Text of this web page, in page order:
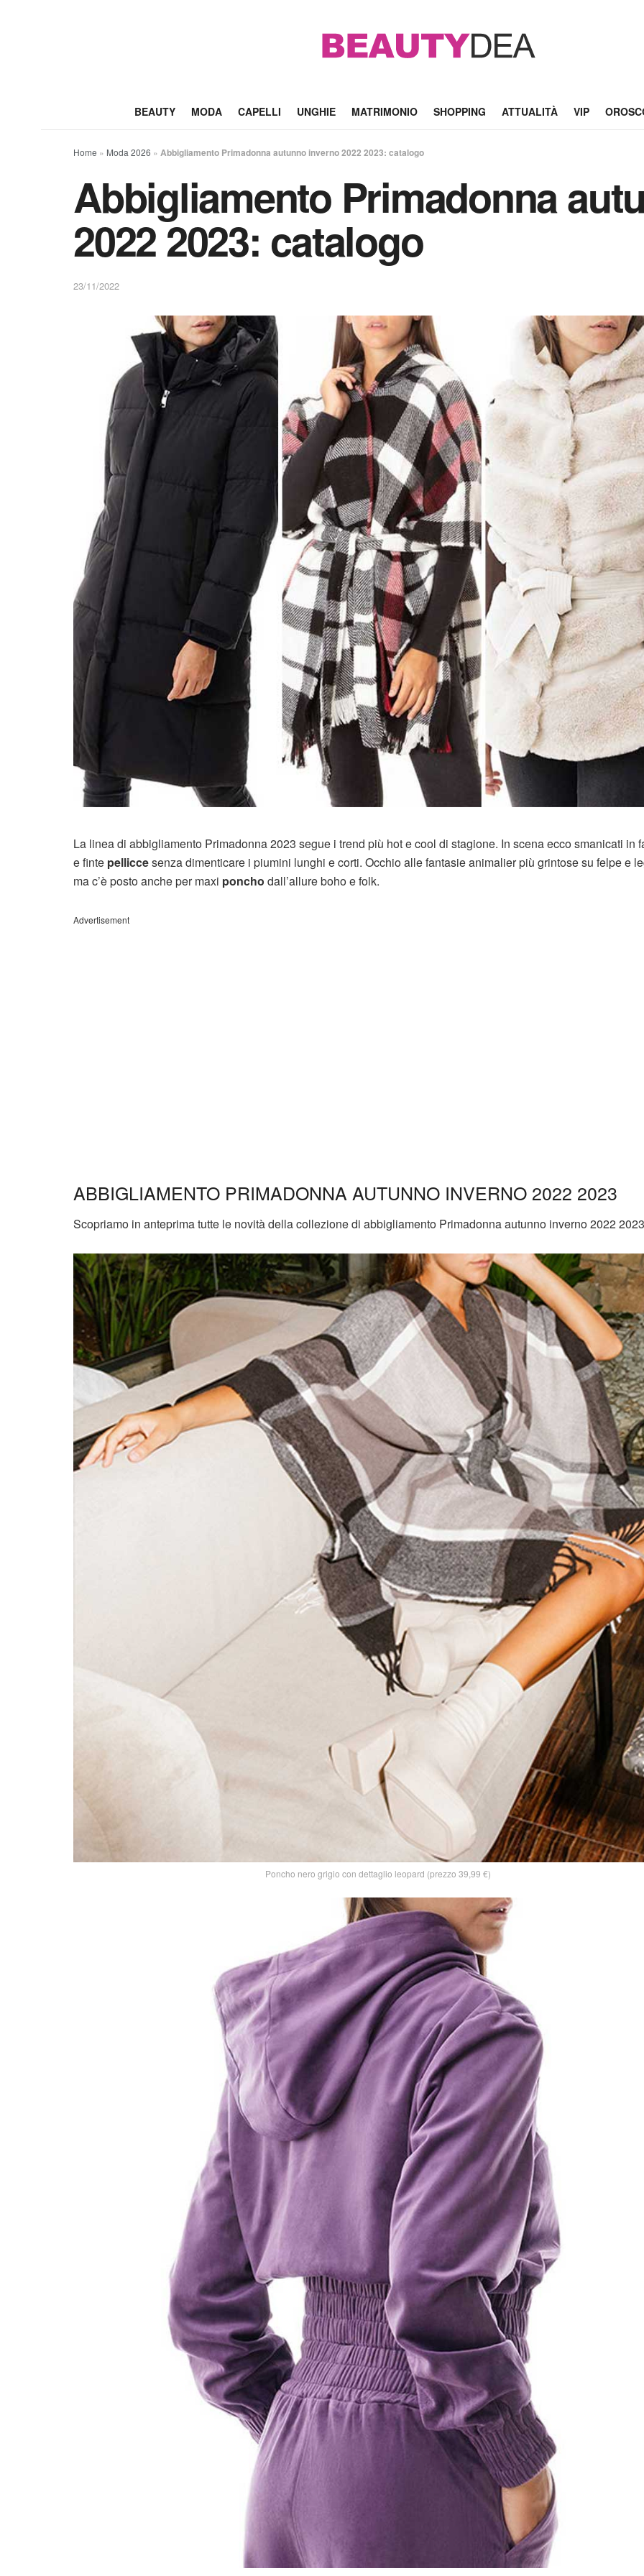
BEAUTY MODA CAPELLI UNGHIE MATRIMONIO SHOPPING ATTUALITÀ VIP
Home » Moda 2026 » Abbigliamento Primadonna autunno inverno 2022 2023: catalogo
Abbigliamento Primadonna
2022 2023: catalogo
23/11/2022
La linea di abbigliamento Primadonna 2023 segue i trend più hot e cool di stagione. In scena ecco smanicati in
e finte pelliccesenza dimenticare i piumini lunghi e corti. Occhio alle fantasie animalier più grintose su felpe e
ma c’è posto anche per maxi poncho dall’allure boho e folk.
Advertisement
ABBIGLIAMENTO PRIMADONNA AUTUNNO INVERNO 2022 2023
Scopriamo in anteprima tutte le novità della collezione di abbigliamento Primadonna autunno inverno 2022
Poncho nero grigio con dettaglio leopard (prezzo 39,99 €)